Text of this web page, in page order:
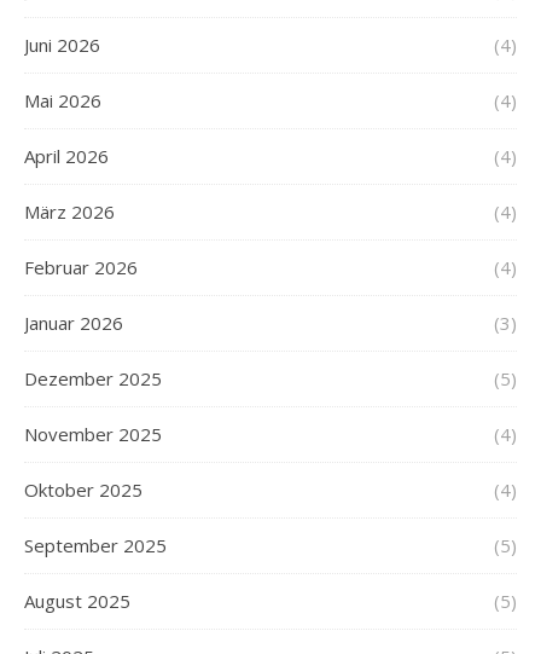
Juni 2026 (4)
Mai 2026 (4)
April 2026 (4)
März 2026 (4)
Februar 2026 (4)
Januar 2026 (3)
Dezember 2025 (5)
November 2025 (4)
Oktober 2025 (4)
September 2025 (5)
August 2025 (5)